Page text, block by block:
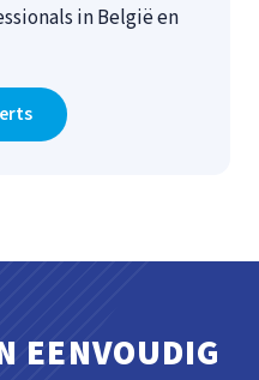
in België en
EENVOUDIG